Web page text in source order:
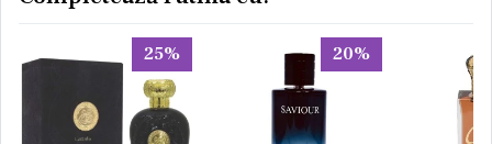
25% 20%